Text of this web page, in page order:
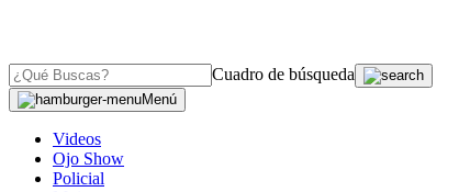
Cuadro de búsqueda
Menú
Videos
Ojo Show
Policial